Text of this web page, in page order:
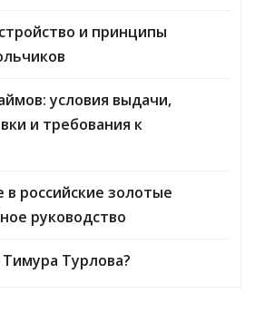
и принципы
условия выдачи,
и требования к
в российские золотые
руководство
Турлова?